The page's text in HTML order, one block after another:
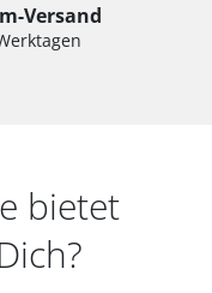
Versand
bietet